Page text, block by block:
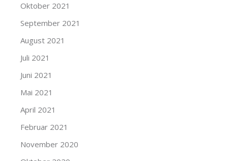
Oktober 2021
September 2021
August 2021
Juli 2021
Juni 2021
Mai 2021
April 2021
Februar 2021
November 2020